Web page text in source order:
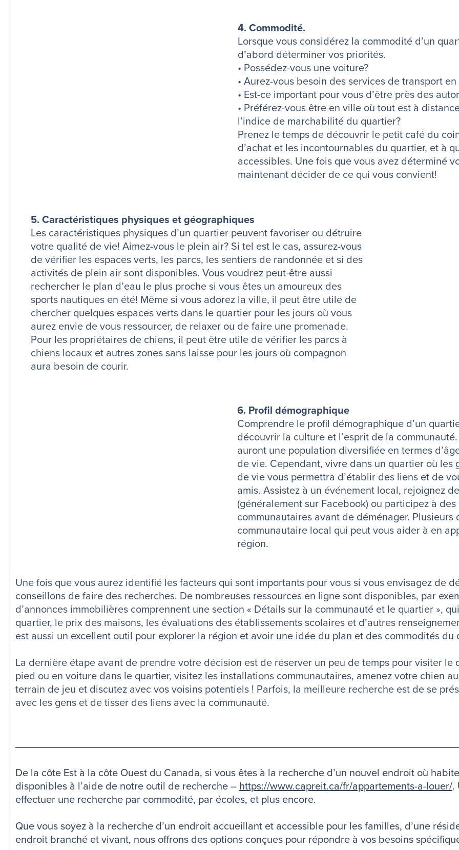
4. Commodité.
Lorsque vous considérez la commodité d’un
d’abord déterminer vos priorités.
• Possédez-vous une voiture?
• Aurez-vous besoin des services de transport
• Est-ce important pour vous d’être près des
• Préférez-vous être en ville où tout est à
l’indice de marchabilité du quartier?
Prenez le temps de découvrir le petit café du
d’achat et les incontournables du quartier, et à
accessibles. Une fois que vous avez déterminé
maintenant décider de ce qui vous convient!
5. Caractéristiques physiques et géographiques
Les caractéristiques physiques d’un quartier peuvent favoriser ou détruire
votre qualité de vie! Aimez-vous le plein air? Si tel est le cas, assurez-vous
de vérifier les espaces verts, les parcs, les sentiers de randonnée et si des
activités de plein air sont disponibles. Vous voudrez peut-être aussi
rechercher le plan d’eau le plus proche si vous êtes un amoureux des
sports nautiques en été! Même si vous adorez la ville, il peut être utile de
chercher quelques espaces verts dans le quartier pour les jours où vous
aurez envie de vous ressourcer, de relaxer ou de faire une promenade.
Pour les propriétaires de chiens, il peut être utile de vérifier les parcs à
chiens locaux et autres zones sans laisse pour les jours où compagnon
aura besoin de courir.
6. Profil démographique
Comprendre le profil démographique d’un
découvrir la culture et l’esprit de la
auront une population diversifiée en termes
de vie. Cependant, vivre dans un quartier où les
de vie vous permettra d’établir des liens et de
amis. Assistez à un événement local, rejoignez
(généralement sur Facebook) ou participez à
communautaires avant de déménager.
communautaire local qui peut vous aider à en
région.
Une fois que vous aurez identifié les facteurs qui sont importants pour vous si vous envisagez de
conseillons de faire des recherches. De nombreuses ressources en ligne sont disponibles, par
d’annonces immobilières comprennent une section « Détails sur la communauté et le quartier »,
quartier, le prix des maisons, les évaluations des établissements scolaires et d’autres
est aussi un excellent outil pour explorer la région et avoir une idée du plan et des commodités du
La dernière étape avant de prendre votre décision est de réserver un peu de temps pour visiter le
pied ou en voiture dans le quartier, visitez les installations communautaires, amenez votre chien
terrain de jeu et discutez avec vos voisins potentiels ! Parfois, la meilleure recherche est de se
avec les gens et de tisser des liens avec la communauté.
De la côte Est à la côte Ouest du Canada, si vous êtes à la recherche d’un nouvel endroit où
disponibles à l’aide de notre outil de recherche –https://www.capreit.ca/fr/appartements-a-louer/.
effectuer une recherche par commodité, par écoles, et plus encore.
Que vous soyez à la recherche d’un endroit accueillant et accessible pour les familles, d’une
endroit branché et vivant, nous offrons des options conçues pour répondre à vos besoins